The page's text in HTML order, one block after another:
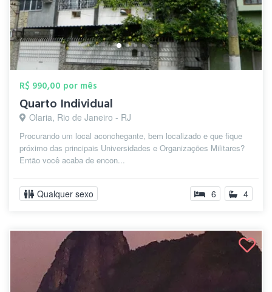
R$ 990,00 por mês
Quarto Individual
Olaria, Rio de Janeiro - RJ
Procurando um local aconchegante, bem localizado e que fique
próximo das principais Universidades e Organizações Militares?
Então você acaba de encon...
Qualquer sexo 6 4